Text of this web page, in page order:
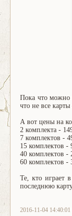
Пока что можно
что не все
А вот цены на
2 комплекта -
7 комплектов -
15 комплектов -
40 комплектов -
60 комплектов -
Те, кто играет
последнюю
2016-11-04 14:40:01 |